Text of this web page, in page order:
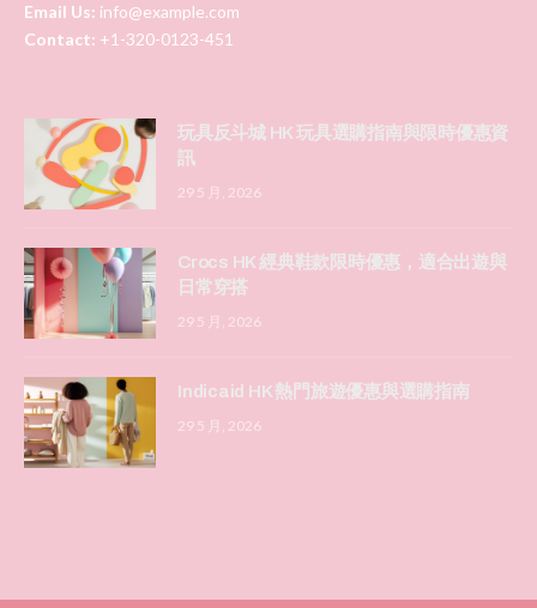
Email Us: info@example.com
Contact: +1-320-0123-451
玩具反斗城 HK 玩具選購指南與限時優惠資
訊
29 5 月, 2026
Crocs HK 經典鞋款限時優惠，適合出遊與
日常穿搭
29 5 月, 2026
Indicaid HK 熱門旅遊優惠與選購指南
29 5 月, 2026